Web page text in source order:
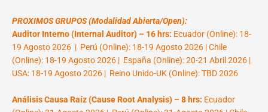
PROXIMOS GRUPOS (Modalidad Abierta/Open):
Auditor Interno (Internal Auditor) – 16 hrs: Ecuador (Online): 18-
19 Agosto 2026 | Perú (Online): 18-19 Agosto 2026 | Chile
(Online): 18-19 Agosto 2026 | España (Online): 20-21 Abril 2026 |
USA: 18-19 Agosto 2026 | Reino Unido-UK (Online): TBD 2026
Análisis Causa Raíz (Cause Root Analysis) – 8 hrs: Ecuador